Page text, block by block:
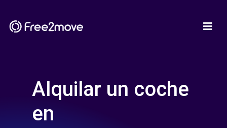
Alquilar un coche
en